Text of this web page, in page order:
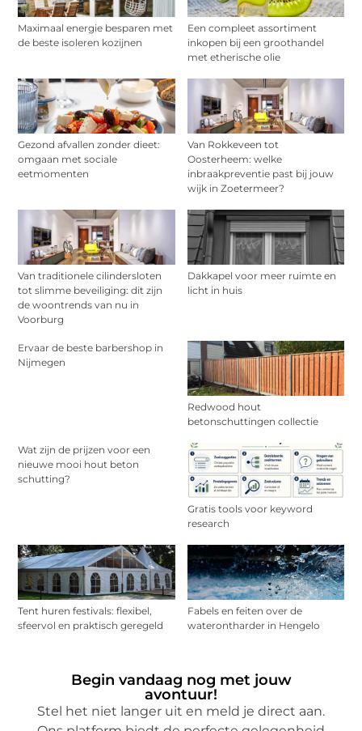
Maximaal energie besparen met
de beste isoleren kozijnen
Een compleet assortiment
inkopen bij een groothandel
met etherische olie
Gezond afvallen zonder dieet:
omgaan met sociale
eetmomenten
Van Rokkeveen tot
Oosterheem: welke
inbraakpreventie past bij jouw
wijk in Zoetermeer?
Van traditionele cilindersloten
tot slimme beveiliging: dit zijn
de woontrends van nu in
Voorburg
Dakkapel voor meer ruimte en
licht in huis
Ervaar de beste barbershop in
Nijmegen
Redwood hout
betonschuttingen collectie
Wat zijn de prijzen voor een
nieuwe mooi hout beton
schutting?
Gratis tools voor keyword
research
Tent huren festivals: flexibel,
sfeervol en praktisch geregeld
Fabels en feiten over de
waterontharder in Hengelo
Begin vandaag nog met jouw
avontuur!
Stel het niet langer uit en meld je direct aan.